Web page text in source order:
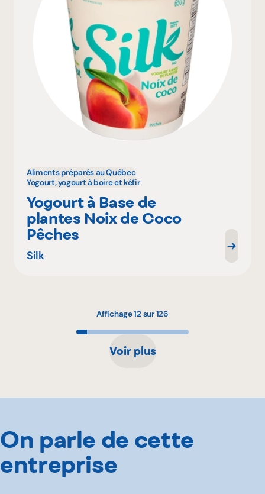
Aliments préparés au Québec
Yogourt, yogourt à boire et kéfir
Yogourt à Base de
plantes Noix de Coco
Pêches
Silk
Affichage 12 sur 126
Voir plus
On parle de cette
entreprise